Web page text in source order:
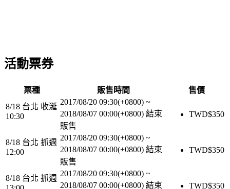
活動票券
票種 販售時間
售價
8/18 台北 收涎
10:30
2017/08/20 09:30(+0800) ~
2018/08/07 00:00(+0800) 結束
販售
TWD$350
8/18 台北 抓週
12:00
2017/08/20 09:30(+0800) ~
2018/08/07 00:00(+0800) 結束
販售
TWD$350
8/18 台北 抓週
2017/08/20 09:30(+0800) ~
2018/08/07 00:00(+0800) 結束
TWD$350